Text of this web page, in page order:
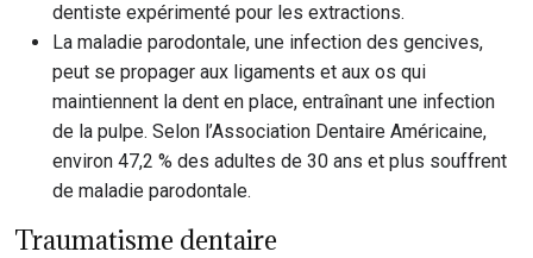
dentiste expérimenté pour les extractions.
La maladie parodontale, une infection des gencives,
peut se propager aux ligaments et aux os qui
maintiennent la dent en place, entraînant une infection
de la pulpe. Selon l’Association Dentaire Américaine,
environ 47,2 % des adultes de 30 ans et plus souffrent
de maladie parodontale.
Traumatisme dentaire